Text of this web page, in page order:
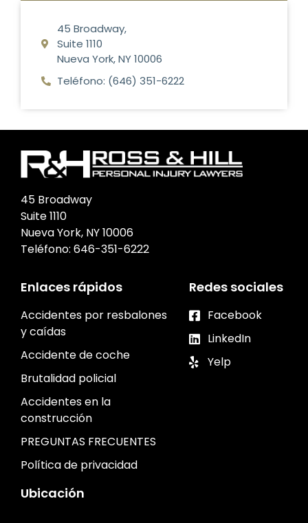
45 Broadway,
Suite 1110
Nueva York, NY 10006
Teléfono: (646) 351-6222
45 Broadway
Suite 1110
Nueva York, NY 10006
Teléfono: 646-351-6222
Enlaces rápidos
Accidentes por resbalones
y caídas
Accidente de coche
Brutalidad policial
Accidentes en la
construcción
PREGUNTAS FRECUENTES
Política de privacidad
Redes sociales
Facebook
LinkedIn
Yelp
Ubicación